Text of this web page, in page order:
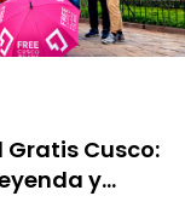
Gratis Cusco:
y